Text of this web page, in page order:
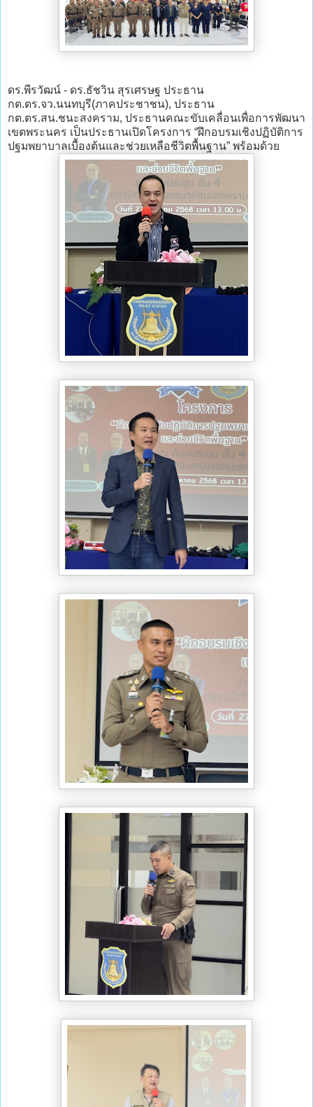
ดร.พีรวัฒน์ - ดร.ธัชวิน สุรเศรษฐ ประธาน
กต.ตร.จว.นนทบุรี(ภาคประชาชน), ประธาน
กต.ตร.สน.ชนะสงคราม, ประธานคณะขับเคลื่อนเพื่อการพัฒนา
เขตพระนคร เป็นประธานเปิดโครงการ “ฝึกอบรมเชิงปฏิบัติการ
ปฐมพยาบาลเบื้องต้นและช่วยเหลือชีวิตพื้นฐาน” พร้อมด้วย